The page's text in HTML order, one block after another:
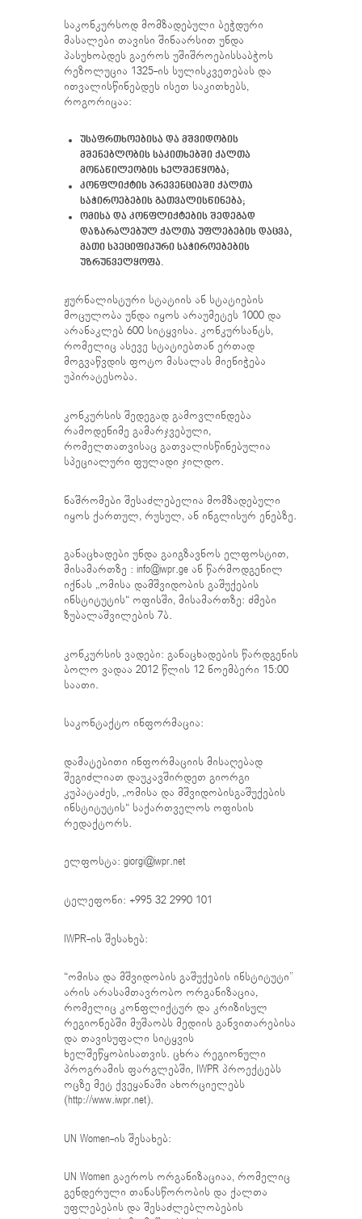
საკონკურსოდ მომზადებული ბეჭდური
მასალები თავისი შინაარსით უნდა
პასუხობდეს გაეროს უშიშროებისსაბჭოს
რეზოლუცია 1325-ის სულისკვეთებას და
ითვალისწინებდეს ისეთ საკითხებს,
როგორიცაა:
უსაფრთხოებისა და მშვიდობის
მშენებლობის საკითხებში ქალთა
მონაწილეობის ხელშეწყობა;
კონფლიქტის პრევენციაში ქალთა
საჭიროებების გათვალისწინება;
ომისა და კონფლიქტების შედეგად
დაზარალებულ ქალთა უფლებების დაცვა,
მათი სპეციფიკური საჭიროებების
უზრუნველყოფა.
ჟურნალისტური სტატიის ან სტატიების
მოცულობა უნდა იყოს არაუმეტეს 1000 და
არანაკლებ 600 სიტყვისა. კონკურსანტს,
რომელიც ასევე სტატიებთან ერთად
მოგვაწვდის ფოტო მასალას მიენიჭება
უპირატესობა.
კონკურსის შედეგად გამოვლინდება
რამოდენიმე გამარჯვებული,
რომელთათვისაც გათვალისწინებულია
სპეციალური ფულადი ჯილდო.
ნაშრომები შესაძლებელია მომზადებული
იყოს ქართულ, რუსულ, ან ინგლისურ ენებზე.
განაცხადები უნდა გაიგზავნოს ელფოსტით,
მისამართზე : info@iwpr.ge ან წარმოდგენილ
იქნას „ომისა დამშვიდობის გაშუქების
ინსტიტუტის“ ოფისში, მისამართზე: ძმები
ზუბალაშვილების 7ბ.
კონკურსის ვადები: განაცხადების წარდგენის
ბოლო ვადაა 2012 წლის 12 ნოემბერი 15:00
საათი.
საკონტაქტო ინფორმაცია:
დამატებითი ინფორმაციის მისაღებად
შეგიძლიათ დაუკავშირდეთ გიორგი
კუპატაძეს, „ომისა და მშვიდობისგაშუქების
ინსტიტუტის“ საქართველოს ოფისის
რედაქტორს.
ელფოსტა: giorgi@iwpr.net
ტელეფონი: +995 32 2990 101
IWPR-ის შესახებ:
“ომისა და მშვიდობის გაშუქების ინსტიტუტი”
არის არასამთავრობო ორგანიზაცია,
რომელიც კონფლიქტურ და კრიზისულ
რეგიონებში მუშაობს მედიის განვითარებისა
და თავისუფალი სიტყვის
ხელშეწყობისათვის. ცხრა რეგიონული
პროგრამის ფარგლებში, IWPR პროექტებს
ოცზე მეტ ქვეყანაში ახორციელებს
(http://www.iwpr.net).
UN Women-ის შესახებ:
UN Women გაეროს ორგანიზაციაა, რომელიც
გენდერული თანასწორობის და ქალთა
უფლებების და შესაძლებლობების